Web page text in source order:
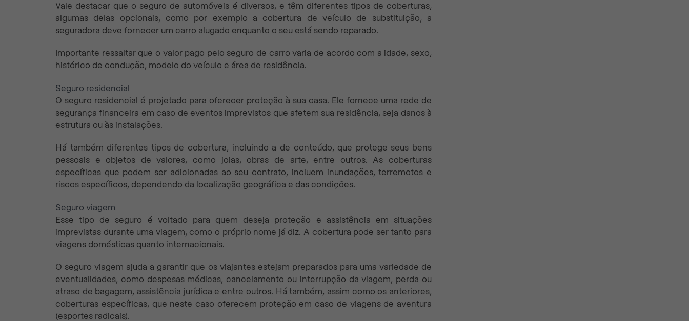
Vale destacar que o seguro de automóveis é diversos, e têm diferentes tipos de coberturas,
algumas delas opcionais, como por exemplo a cobertura de veículo de substituição, a
seguradora deve fornecer um carro alugado enquanto o seu está sendo reparado.
Importante ressaltar que o valor pago pelo seguro de carro varia de acordo com a idade, sexo,
histórico de condução, modelo do veículo e área de residência.
Seguro residencial
O seguro residencial é projetado para oferecer proteção à sua casa. Ele fornece uma rede de
segurança financeira em caso de eventos imprevistos que afetem sua residência, seja danos à
estrutura ou às instalações.
Há também diferentes tipos de cobertura, incluindo a de conteúdo, que protege seus bens
pessoais e objetos de valores, como joias, obras de arte, entre outros. As coberturas
específicas que podem ser adicionadas ao seu contrato, incluem inundações, terremotos e
riscos específicos, dependendo da localização geográfica e das condições.
Seguro viagem
Esse tipo de seguro é voltado para quem deseja proteção e assistência em situações
imprevistas durante uma viagem, como o próprio nome já diz. A cobertura pode ser tanto para
viagens domésticas quanto internacionais.
O seguro viagem ajuda a garantir que os viajantes estejam preparados para uma variedade de
eventualidades, como despesas médicas, cancelamento ou interrupção da viagem, perda ou
atraso de bagagem, assistência jurídica e entre outros. Há também, assim como os anteriores,
coberturas específicas, que neste caso oferecem proteção em caso de viagens de aventura
(esportes radicais).